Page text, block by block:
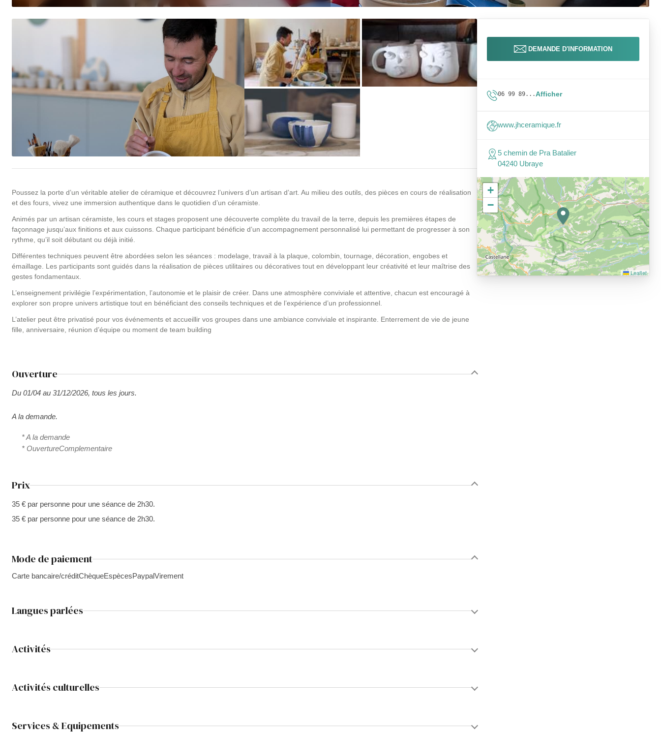
Poussez la porte d’un véritable atelier de céramique et découvrez l’univers d’un artisan d’art. Au milieu des outils, des pièces en cours de réalisation
et des fours, vivez une immersion authentique dans le quotidien d’un céramiste.
Animés par un artisan céramiste, les cours et stages proposent une découverte complète du travail de la terre, depuis les premières étapes de
façonnage jusqu’aux finitions et aux cuissons. Chaque participant bénéficie d’un accompagnement personnalisé lui permettant de progresser à son
rythme, qu’il soit débutant ou déjà initié.
Différentes techniques peuvent être abordées selon les séances : modelage, travail à la plaque, colombin, tournage, décoration, engobes et
émaillage. Les participants sont guidés dans la réalisation de pièces utilitaires ou décoratives tout en développant leur créativité et leur maîtrise des
gestes fondamentaux.
L’enseignement privilégie l’expérimentation, l’autonomie et le plaisir de créer. Dans une atmosphère conviviale et attentive, chacun est encouragé à
explorer son propre univers artistique tout en bénéficiant des conseils techniques et de l’expérience d’un professionnel.
L’atelier peut être privatisé pour vos événements et accueillir vos groupes dans une ambiance conviviale et inspirante. Enterrement de vie de jeune
fille, anniversaire, réunion d’équipe ou moment de team building
Ouverture
Du 01/04 au 31/12/2026, tous les jours.
A la demande.
* A la demande
* OuvertureComplementaire
Prix
35 € par personne pour une séance de 2h30.
35 € par personne pour une séance de 2h30.
Mode de paiement
Carte bancaire/créditChèqueEspècesPaypalVirement
Langues parlées
Activités
Activités culturelles
Services & Equipements
DEMANDE D'INFORMATION
06 99 89...Afficher
www.jhceramique.fr
5 chemin de Pra Batalier
04240 Ubraye
+
−
Leaflet